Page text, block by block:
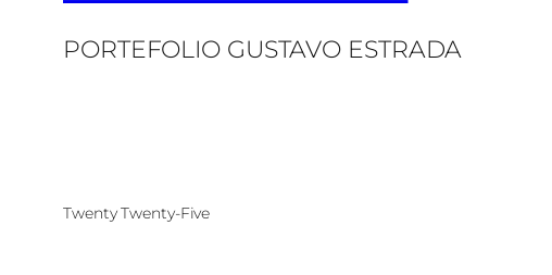
PORTEFOLIO GUSTAVO ESTRADA
Twenty Twenty-Five